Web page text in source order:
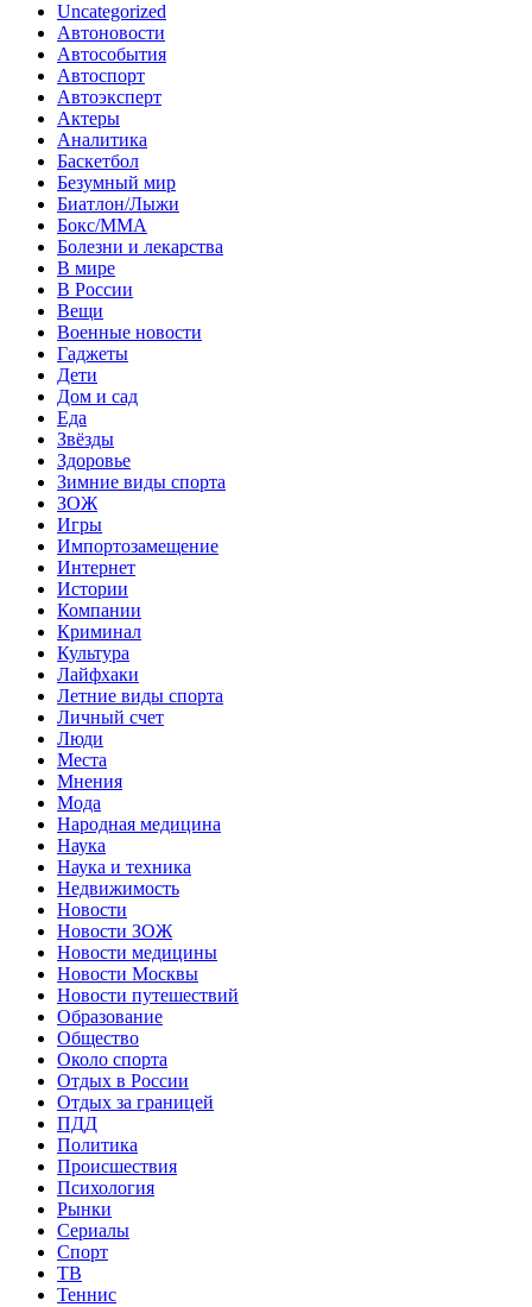
Uncategorized
Автоновости
Автособытия
Автоспорт
Автоэксперт
Актеры
Аналитика
Баскетбол
Безумный мир
Биатлон/Лыжи
Бокс/MMA
Болезни и лекарства
В мире
В России
Вещи
Военные новости
Гаджеты
Дети
Дом и сад
Еда
Звёзды
Здоровье
Зимние виды спорта
ЗОЖ
Игры
Импортозамещение
Интернет
Истории
Компании
Криминал
Культура
Лайфхаки
Летние виды спорта
Личный счет
Люди
Места
Мнения
Мода
Народная медицина
Наука
Наука и техника
Недвижимость
Новости
Новости ЗОЖ
Новости медицины
Новости Москвы
Новости путешествий
Образование
Общество
Около спорта
Отдых в России
Отдых за границей
ПДД
Политика
Происшествия
Психология
Рынки
Сериалы
Спорт
ТВ
Теннис